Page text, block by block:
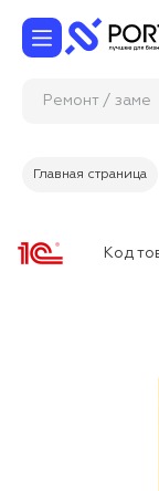
Ремонт
Главная страница
Код